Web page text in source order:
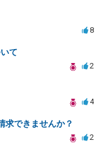
8
て
2
4
求できませんか？
2